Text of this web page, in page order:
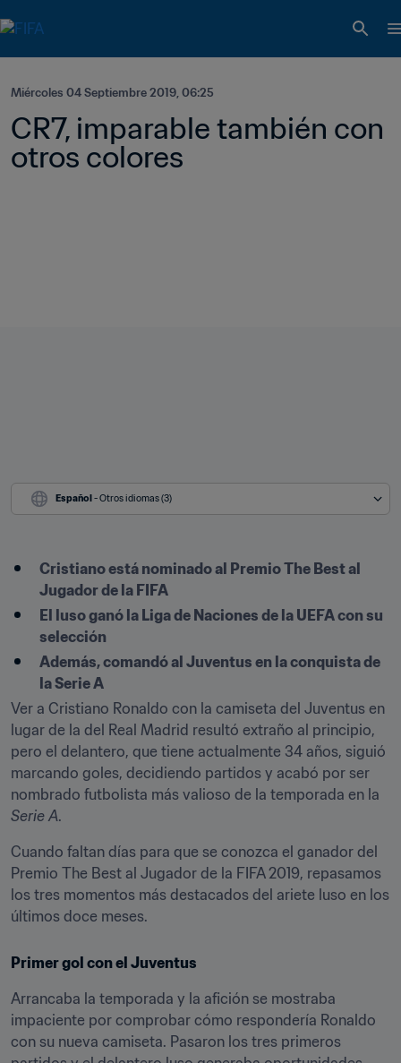
Miércoles 04 Septiembre 2019, 06:25
CR7, imparable también con
otros colores
Español - Otros idiomas (3)
Cristiano está nominado al Premio The Best al
Jugador de la FIFA
El luso ganó la Liga de Naciones de la UEFA con su
selección
Además, comandó al Juventus en la conquista de
la Serie A
Ver a Cristiano Ronaldo con la camiseta del Juventus en
lugar de la del Real Madrid resultó extraño al principio,
pero el delantero, que tiene actualmente 34 años, siguió
marcando goles, decidiendo partidos y acabó por ser
Serie A.
Cuando faltan días para que se conozca el ganador del
Premio The Best al Jugador de la FIFA 2019, repasamos
los tres momentos más destacados del ariete luso en los
últimos doce meses.
Primer gol con el Juventus
Arrancaba la temporada y la afición se mostraba
impaciente por comprobar cómo respondería Ronaldo
con su nueva camiseta. Pasaron los tres primeros